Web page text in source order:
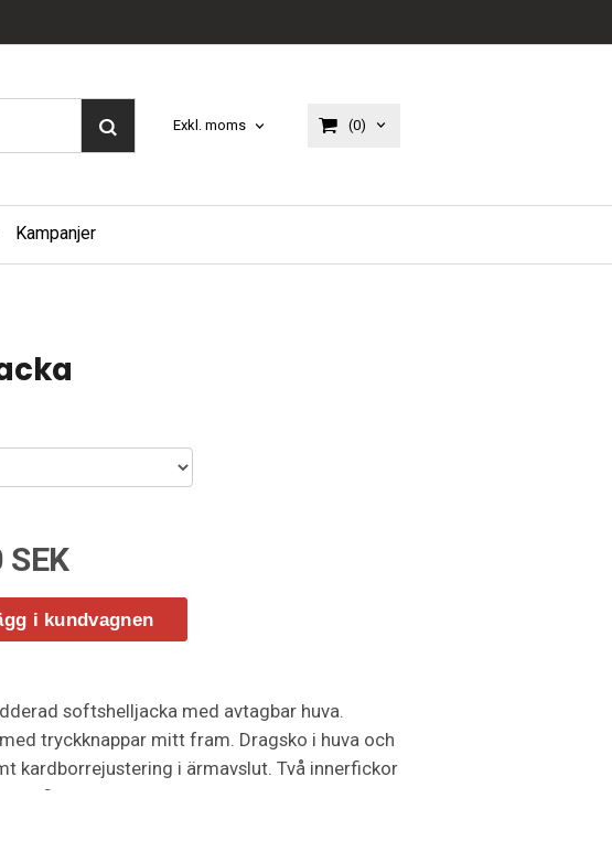
Exkl. moms (0)
Kampanjer
i kundvagnen
softshelljacka med avtagbar huva.
tryckknappar mitt fram. Dragsko i huva och
kardborrejustering i ärmavslut. Två innerfickor
Reflekterande passpoal i nedre ryggen.
och separat storleksetikett. Tvättchipficka